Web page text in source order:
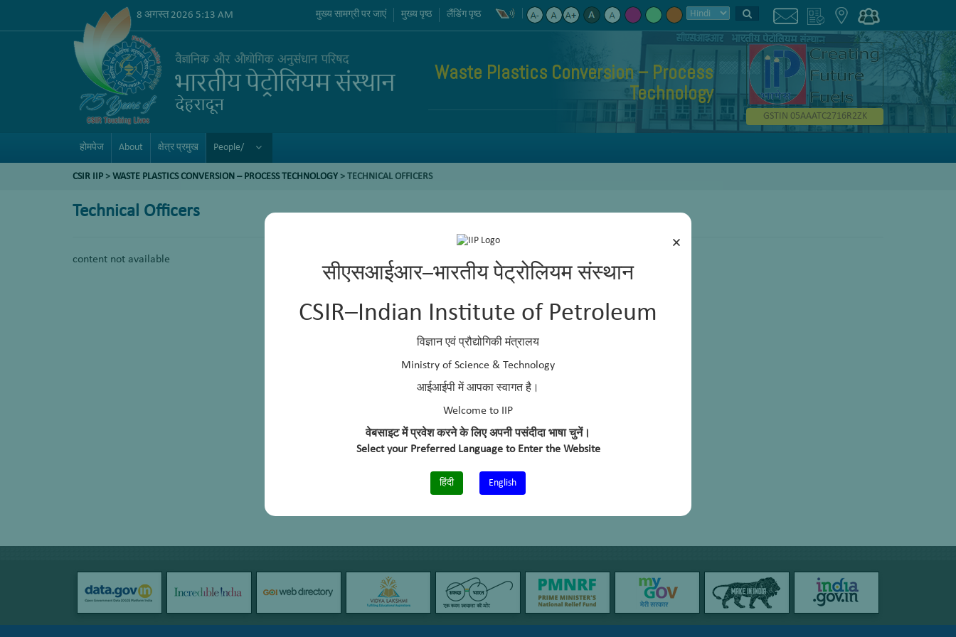
×
सीएसआईआर–भारतीय पेट्रोलियम संस्थान
CSIR–Indian Institute of Petroleum
विज्ञान एवं प्रौद्योगिकी मंत्रालय
Ministry of Science & Technology
आईआईपी में आपका स्वागत है।
Welcome to IIP
वेबसाइट में प्रवेश करने के लिए अपनी पसंदीदा भाषा चुनें।
Select your Preferred Language to Enter the Website
हिंदी English
8 अगस्त 2026 5:13 AM मुख्य सामग्री पर जाएं मुख्य पृष्ठ लैंडिंग पृष्ठ
Waste Plastics Conversion – Process
Technology
GSTIN 05AAATC2716R2ZK
होमपेज About क्षेत्र प्रमुख People/
CSIR IIP > WASTE PLASTICS CONVERSION – PROCESS TECHNOLOGY > TECHNICAL OFFICERS
Technical Officers
content not available